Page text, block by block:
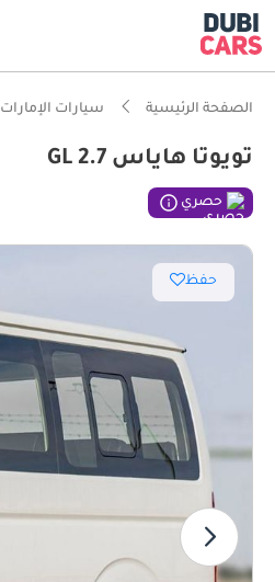
الصفحة الرئيسية سيارات الإمارات
تويوتا هاياس GL 2.7
حصري
حفظ